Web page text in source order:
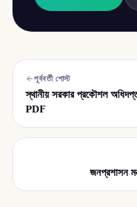
পূর্ববর্তী পোস্ট
স্থানীয় সরকার প্রকৌশল
PDF
জনপ্রশাসন